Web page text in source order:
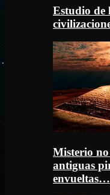
Estudio de
Misterio
antiguas
envueltas…